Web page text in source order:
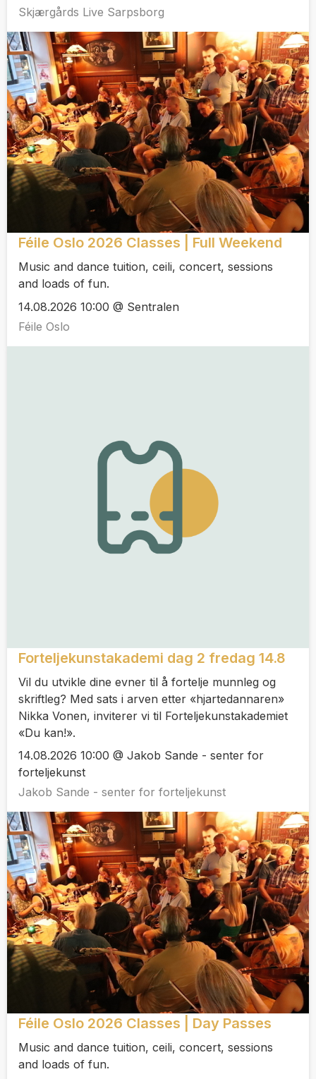
Skjærgårds Live Sarpsborg
Féile Oslo 2026 Classes | Full Weekend
Music and dance tuition, ceili, concert, sessions
and loads of fun.
14.08.2026 10:00 @ Sentralen
Féile Oslo
Forteljekunstakademi dag 2 fredag 14.8
Vil du utvikle dine evner til å fortelje munnleg og
skriftleg? Med sats i arven etter «hjartedannaren»
Nikka Vonen, inviterer vi til Forteljekunstakademiet
«Du kan!».
14.08.2026 10:00 @ Jakob Sande - senter for
forteljekunst
Jakob Sande - senter for forteljekunst
Féile Oslo 2026 Classes | Day Passes
Music and dance tuition, ceili, concert, sessions
and loads of fun.